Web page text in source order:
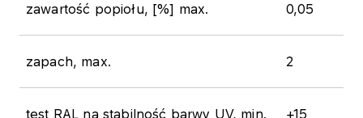
zawartość popiołu, [%] max. 0,05
zapach, max. 2
test RAL na stabilność barwy UV, min. +15